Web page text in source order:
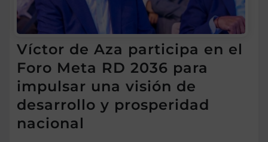
Víctor de Aza participa en el
Foro Meta RD 2036 para
impulsar una visión de
desarrollo y prosperidad
nacional